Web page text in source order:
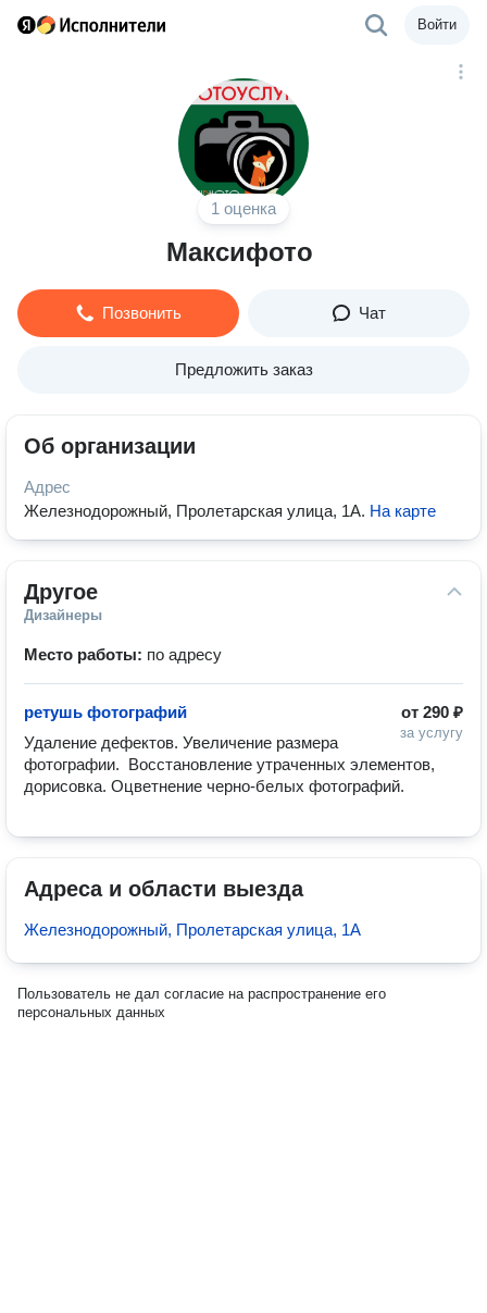
Войти
1 оценка
Максифото
Позвонить Чат
Предложить заказ
Об организации
Адрес
Железнодорожный, Пролетарская улица, 1А. На карте
Другое
Дизайнеры
Место работы: по адресу
от 290 ₽
за услугу
ретушь фотографий
Удаление дефектов. Увеличение размера
фотографии.  Восстановление утраченных элементов,
дорисовка. Оцветнение черно-белых фотографий.
Адреса и области выезда
Железнодорожный, Пролетарская улица, 1А
Пользователь не дал согласие на распространение его
персональных данных